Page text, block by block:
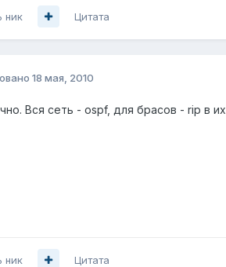
ник Цитата
18 мая, 2010
Вся сеть - ospf, для брасов - rip в
ник Цитата